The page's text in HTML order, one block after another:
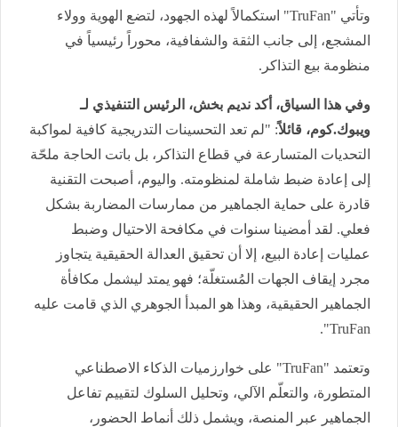
وتأتي "TruFan"
استكمالاً لهذه الجهود، لتضع الهوية وولاء
المشجع، إلى جانب الثقة والشفافية، محوراً رئيسياً في
منظومة بيع التذاكر .
وفي هذا السياق، أكد نديم بخش، الرئيس التنفيذي لـ
ويبوك.كوم، قائلاً: "لم تعد التحسينات التدريجية كافية لمواكبة
التحديات المتسارعة في قطاع التذاكر، بل باتت الحاجة ملحّة
إلى إعادة ضبط شاملة لمنظومته. واليوم، أصبحت التقنية
قادرة على حماية الجماهير من ممارسات المضاربة بشكل
فعلي. لقد أمضينا سنوات في مكافحة الاحتيال وضبط
عمليات إعادة البيع، إلا أن تحقيق العدالة الحقيقية يتجاوز
مجرد إيقاف الجهات المُستغلّة؛ فهو يمتد ليشمل مكافأة
الجماهير الحقيقية، وهذا هو المبدأ الجوهري الذي قامت عليه
TruFan
".
وتعتمد "TruFan"
على خوارزميات الذكاء الاصطناعي
المتطورة، والتعلّم الآلي، وتحليل السلوك لتقييم تفاعل
الجماهير عبر المنصة، ويشمل ذلك أنماط الحضور،